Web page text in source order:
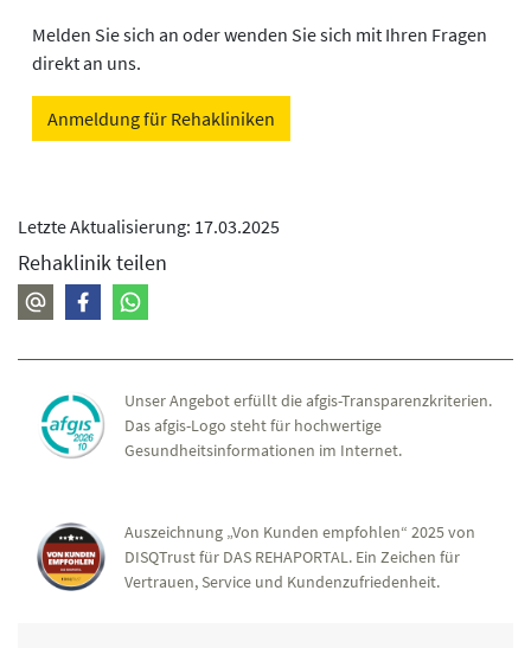
Melden Sie sich an oder wenden Sie sich mit Ihren Fragen
direkt an uns.
Anmeldung für Rehakliniken
Letzte Aktualisierung: 17.03.2025
Rehaklinik teilen
Unser Angebot erfüllt die afgis-Transparenzkriterien.
Das afgis-Logo steht für hochwertige
Gesundheitsinformationen im Internet.
Auszeichnung „Von Kunden empfohlen“ 2025 von
DISQTrust für DAS REHAPORTAL. Ein Zeichen für
Vertrauen, Service und Kundenzufriedenheit.